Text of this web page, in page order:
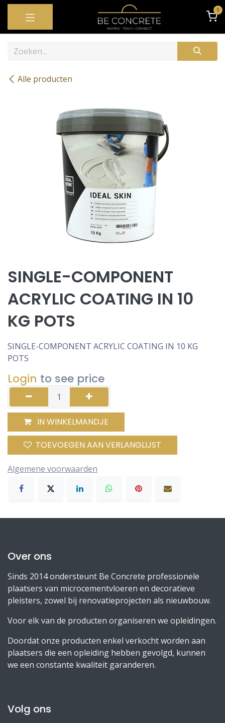
OVERSLAAN NAAR INHOUD 0
Alle producten
SINGLE-COMPONENT
ACRYLIC COATING IN 10
KG POTS
SINGLE-COMPONENT ACRYLIC COATING IN 10 KG
POTS
Login to see price
IN WINKELMANDJE
TOEVOEGEN AAN VERLANGLIJST
Algemene voorwaarden
Over ons
Sinds 2014 ondersteunt Be Concrete professionele
plaatsers van microcementvloeren en decoratieve
pleisters, zowel bij renovatieprojecten als nieuwbouw.
Voor elk van de producten organiseren we opleidingen.
Doordat onze producten enkel verkocht worden aan
plaatsers die een opleiding hebben gevolgd, kunnen
we een constante kwaliteit garanderen.
Volg ons